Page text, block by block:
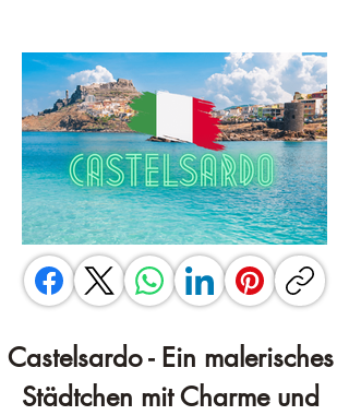
Castelsardo - Ein malerisches
Städtchen mit Charme und